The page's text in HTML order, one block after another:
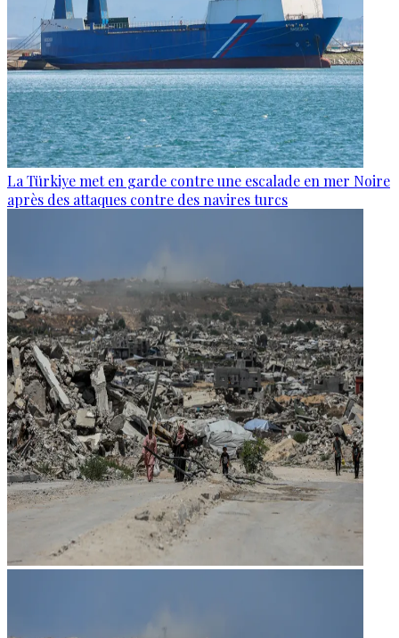
La Türkiye met en garde contre une escalade en mer Noire
après des attaques contre des navires turcs